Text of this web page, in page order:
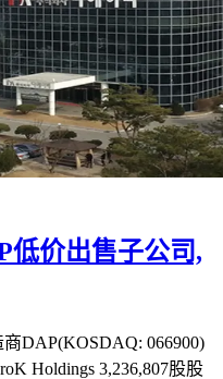
低价出售子公司,
DAP(KOSDAQ: 066900)
Holdings 3,236,807股股